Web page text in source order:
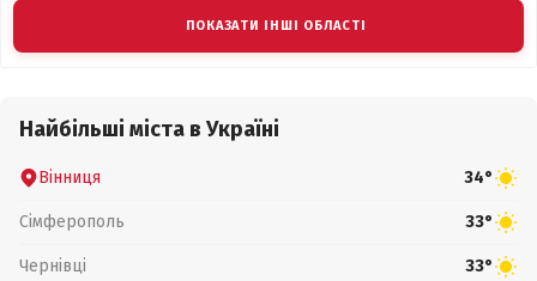
ПОКАЗАТИ ІНШІ ОБЛАСТІ
Найбільші міста в Україні
Вінниця 34°
Сімферополь 33°
Чернівці 33°